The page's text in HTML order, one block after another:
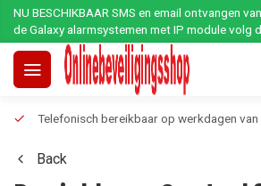
NU BESCHIKBAAR SMS en email ontvangen
de Galaxy alarmsystemen met IP module volg
Telefonisch bereikbaar op werkdagen
Back